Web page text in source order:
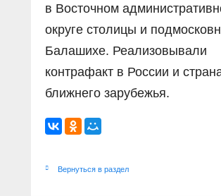
в Восточном
округе столицы и
Балашихе. Реализовывали
контрафакт в России и
ближнего зарубежья.
Вернуться в раздел